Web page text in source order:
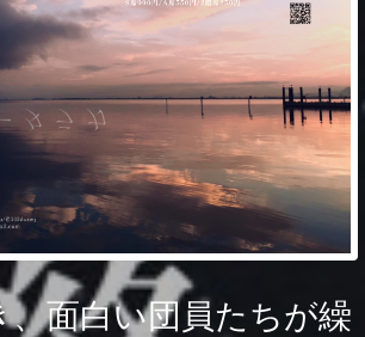
、面白い団員たちが繰